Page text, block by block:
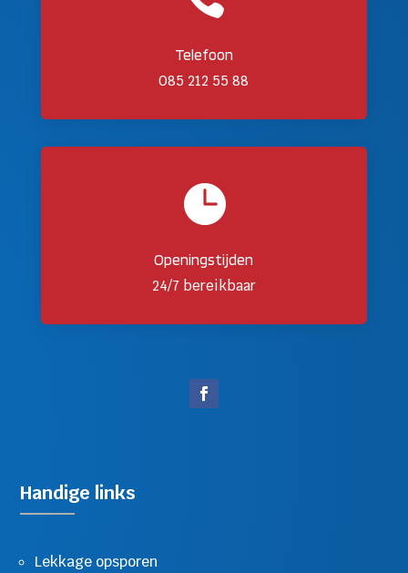
Telefoon
085 212 55 88

Openingstijden
24/7 bereikbaar
Handige links
Lekkage opsporen